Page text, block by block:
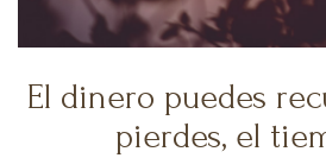
El dinero puedes
pierdes, el